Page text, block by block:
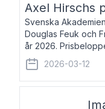
Axel Hirschs
Svenska
Douglas Feuk och
år 2026.
Johan Erséus,
journalist med
2026-03-12